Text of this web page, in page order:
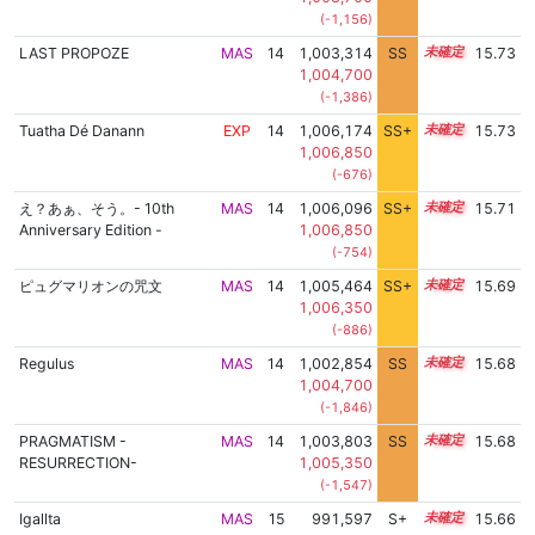
(-1,156)
LAST PROPOZE MAS 14
1,003,314
1,004,700
(-1,386)
SS 14.4 15.73
Tuatha Dé Danann EXP 14
1,006,174
1,006,850
(-676)
SS+ 14.0 15.73
え？あぁ、そう。- 10th
Anniversary Edition -
MAS 14
1,006,096
1,006,850
(-754)
SS+ 14.0 15.71
ピュグマリオンの咒文 MAS 14
1,005,464
1,006,350
(-886)
SS+ 14.1 15.69
Regulus MAS 14
1,002,854
1,004,700
(-1,846)
SS 14.4 15.68
PRAGMATISM -
RESURRECTION-
MAS 14
1,003,803
1,005,350
(-1,547)
SS 14.3 15.68
Igallta MAS 15
991,597
S+ 15.0 15.66